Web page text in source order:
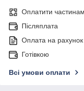
Оплатити
Післяплата
Оплата на рахунок
Готівкою
Всі умови оплати